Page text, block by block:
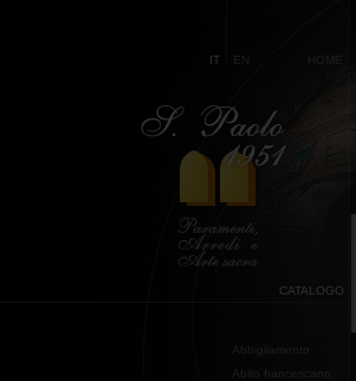
IT EN HOME
CATALOGO
Abbigliamento
Abito francescano